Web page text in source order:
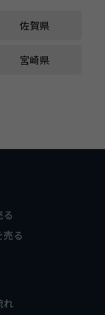
佐賀県
宮崎県
売る
れ